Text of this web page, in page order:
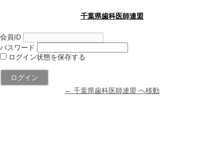
千葉県歯科医師連盟
会員ID
パスワード
ログイン状態を保存する
← 千葉県歯科医師連盟 へ移動